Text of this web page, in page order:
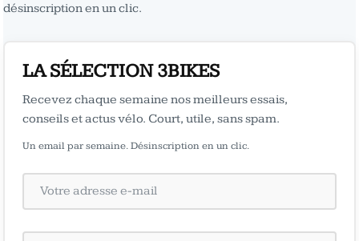
désinscription en un clic.
LA SÉLECTION 3BIKES
Recevez chaque semaine nos meilleurs essais,
conseils et actus vélo. Court, utile, sans spam.
Un email par semaine. Désinscription en un clic.